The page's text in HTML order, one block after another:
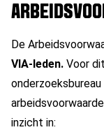
De
VIA-leden. Voor
onderzoeksbureau
inzicht in: